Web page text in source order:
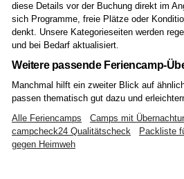
diese Details vor der Buchung direkt im
sich Programme, freie Plätze oder
denkt. Unsere Kategorieseiten werden
und bei Bedarf aktualisiert.
Weitere passende Feriencamp-
Manchmal hilft ein zweiter Blick auf
passen thematisch gut dazu und
Alle Feriencamps
Camps mit
campcheck24 Qualitätscheck
Packliste
gegen Heimweh